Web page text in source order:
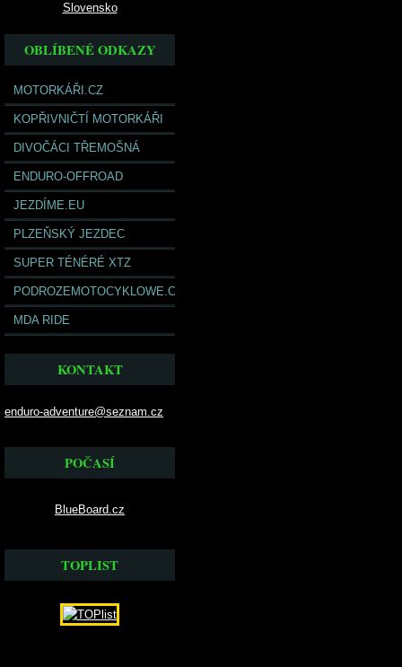
Slovensko
OBLÍBENÉ ODKAZY
MOTORKÁŘI.CZ
KOPŘIVNIČTÍ MOTORKÁŘI
DIVOČÁCI TŘEMOŠNÁ
ENDURO-OFFROAD
JEZDÍME.EU
PLZEŇSKÝ JEZDEC
SUPER TÉNÉRÉ XTZ
PODROZEMOTOCYKLOWE.COM
MDA RIDE
KONTAKT
enduro-adventure@seznam.cz
POČASÍ
BlueBoard.cz
TOPLIST